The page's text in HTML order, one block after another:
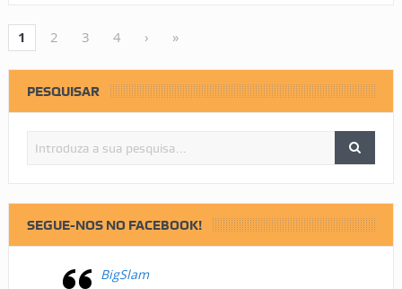
1 2 3 4 › »
PESQUISAR
SEGUE-NOS NO FACEBOOK!
BigSlam